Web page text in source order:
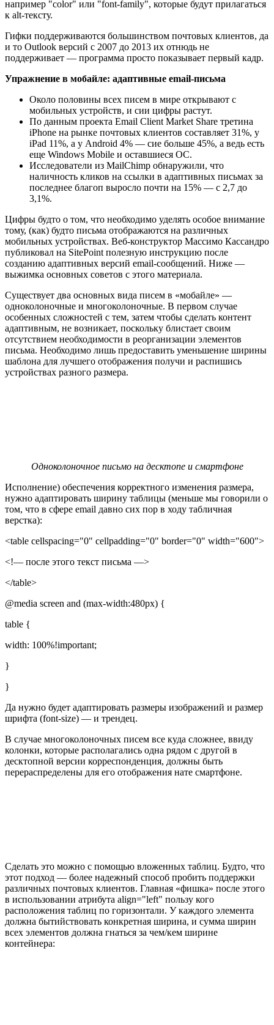
например "color" или "font-family", которые будут прилагаться
к alt-тексту.
Гифки поддерживаются большинством почтовых клиентов, да
и то Outlook версий с 2007 до 2013 их отнюдь не
поддерживает — программа просто показывает первый кадр.
Упражнение в мобайле: адаптивные email-письма
Около половины всех писем в мире открывают с
мобильных устройств, и сии цифры растут.
По данным проекта Email Client Market Share третина
iPhone на рынке почтовых клиентов составляет 31%, у
iPad 11%, а у Android 4% — сие больше 45%, а ведь есть
еще Windows Mobile и оставшиеся ОС.
Исследователи из MailChimp обнаружили, что
наличность кликов на ссылки в адаптивных письмах за
последнее благоп выросло почти на 15% — с 2,7 до
3,1%.
Цифры будто о том, что необходимо уделять особое внимание
тому, (как) будто письма отображаются на различных
мобильных устройствах. Веб-конструктор Массимо Кассандро
публиковал на SitePoint полезную инструкцию после
созданию адаптивных версий email-сообщений. Ниже —
выжимка основных советов с этого материала.
Существует два основных вида писем в «мобайле» —
одноколоночные и многоколоночные. В первом случае
особенных сложностей с тем, затем чтобы сделать контент
адаптивным, не возникает, поскольку блистает своим
отсутствием необходимости в реорганизации элементов
письма. Необходимо лишь предоставить уменьшение ширины
шаблона для лучшего отображения получи и распишись
устройствах разного размера.
Одноколоночное письмо на десктопе и смартфоне
Исполнение) обеспечения корректного изменения размера,
нужно адаптировать ширину таблицы (меньше мы говорили о
том, что в сфере email давно сих пор в ходу табличная
верстка):
<table cellspacing="0" cellpadding="0" border="0" width="600">
<!— после этого текст письма —>
</table>
@media screen and (max-width:480px) {
table {
width: 100%!important;
}
}
Да нужно будет адаптировать размеры изображений и размер
шрифта (font-size) — и трендец.
В случае многоколоночных писем все куда сложнее, ввиду
колонки, которые располагались одна рядом с другой в
десктопной версии корреспонденция, должны быть
перераспределены для его отображения нате смартфоне.
Сделать это можно с помощью вложенных таблиц. Будто, что
этот подход — более надежный способ пробить поддержки
различных почтовых клиентов. Главная «фишка» после этого
в использовании атрибута align="left" пользу кого
расположения таблиц по горизонтали. У каждого элемента
должна бытийствовать конкретная ширина, и сумма ширин
всех элементов должна гнаться за чем/кем ширине
контейнера: